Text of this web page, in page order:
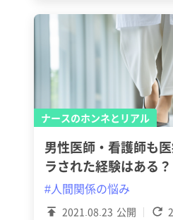
ナースのホンネとリアル
2021.08.23 公開
男性医師・看護師も
ラされた経験はある？
#人間関係の悩み